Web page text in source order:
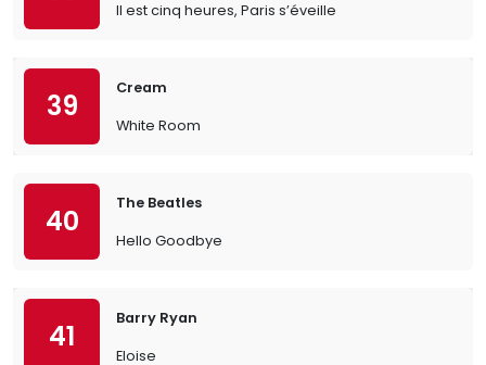
Il est cinq heures, Paris s’éveille
39
Cream
White Room
40
The Beatles
Hello Goodbye
41
Barry Ryan
Eloise